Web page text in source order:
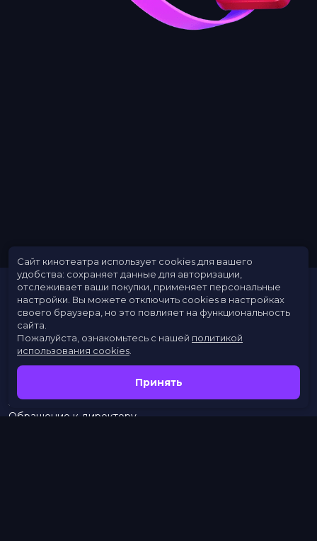
Расписание
Скоро в кино
Заведения
Обращение к директору
Сайт кинотеатра использует cookies для вашего
удобства: сохраняет данные для авторизации,
отслеживает ваши покупки, применяет персональные
настройки. Вы можете отключить cookies в настройках
своего браузера, но это повлияет на функциональность
сайта.
Пожалуйста, ознакомьтесь с нашей политикой
использования cookies
Принять